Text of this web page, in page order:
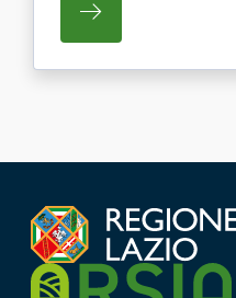
SU REGIONE